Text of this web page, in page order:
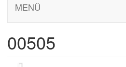
MENÜ
00505